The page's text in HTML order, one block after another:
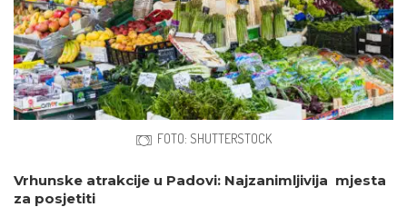
FOTO: SHUTTERSTOCK
Vrhunske atrakcije u Padovi: Najzanimljivija mjesta
za posjetiti